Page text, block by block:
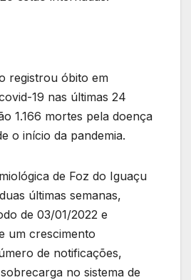
registrou óbito em
19 nas últimas 24
1.166 mortes pela doença
o início da pandemia.
de Foz do Iguaçu
últimas semanas,
de 03/01/2022 e
um crescimento
de notificações,
no sistema de